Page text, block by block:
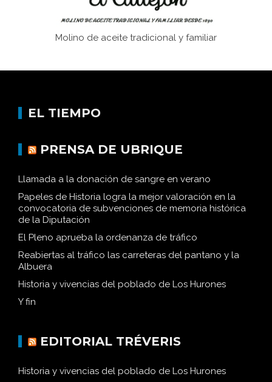
Molino de aceite tradicional y familiar
EL TIEMPO
PRENSA DE UBRIQUE
Llamada a la donación de sangre en verano
Papeles de Historia logra la mejor valoración en la
convocatoria de subvenciones de memoria histórica
de la Diputación
El Pleno aprueba la ordenanza de tráfico
Reabiertas al tráfico las carreteras del pantano y la
Albuera
Historia y vivencias del poblado de Los Hurones
Y fin
EDITORIAL TRÉVERIS
Historia y vivencias del poblado de Los Hurones